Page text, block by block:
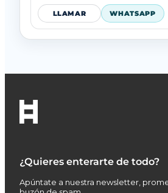
LLAMAR WHATSAPP
¿Quieres enterarte de todo?
Apúntate a nuestra newsletter,